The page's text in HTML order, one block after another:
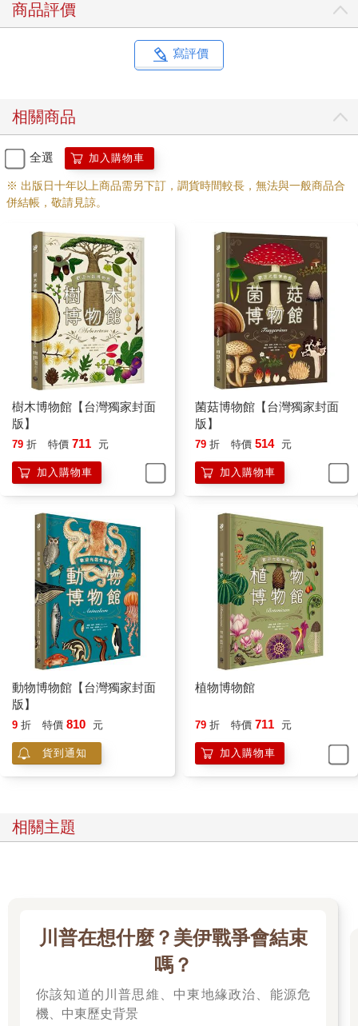
商品評價
寫評價
相關商品
全選 加入購物車
※ 出版日十年以上商品需另下訂，調貨時間較長，無法與一般商品合
併結帳，敬請見諒。
樹木博物館【台灣獨家封面
版】
79 折 特價 711 元
加入購物車
菌菇博物館【台灣獨家封面
版】
79 折 特價 514 元
加入購物車
動物博物館【台灣獨家封面
版】
9 折 特價 810 元
貨到通知
植物博物館
79 折 特價 711 元
加入購物車
相關主題
川普在想什麼？美伊戰爭會結束
嗎？
你該知道的川普思維、中東地緣政治、能源危
機、中東歷史背景